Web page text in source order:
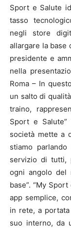
Sport e Salute
tasso
negli store
allargare la base
presidente e
nella
Roma – In
un salto di
traino,
Sport e
società mette a
stiamo
servizio di tutti,
ogni angolo del
base”. “My
app semplice,
in rete, a
suo interno, da